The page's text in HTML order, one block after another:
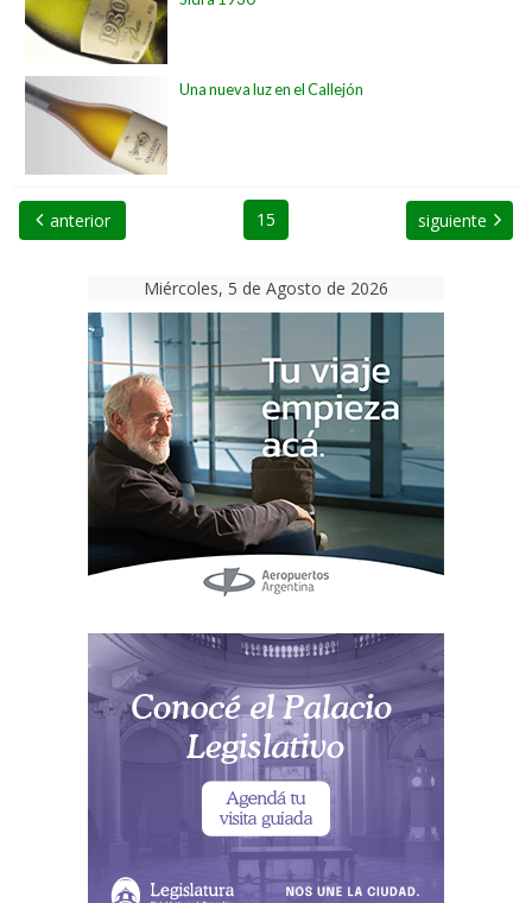
Una nueva luz en el Callejón
anterior 15 siguiente
Miércoles, 5 de Agosto de 2026